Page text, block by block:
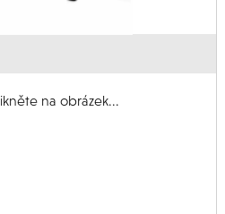
na obrázek...